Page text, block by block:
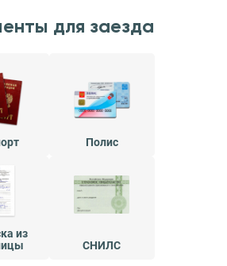
для заезда
Полис
из
СНИЛС